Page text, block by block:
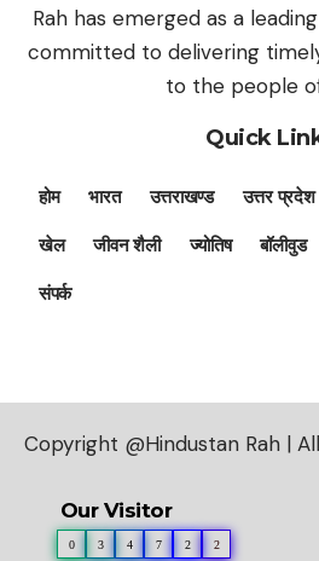
Rah has emerged as a
committed to delivering
to the people
Quick
होम भारत उत्तराखण्ड उत्तर प्रदेश
खेल
जीवन शैली ज्योतिष बॉलीवुड
संपर्क
Copyright @Hindustan Rah |
Our Visitor
0 3 4 7 2 2